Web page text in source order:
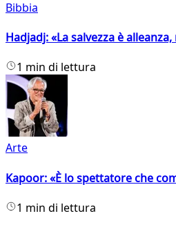
Bibbia
Hadjadj: «La salvezza è
1 min di lettura
Arte
Kapoor: «È lo spettatore che
1 min di lettura